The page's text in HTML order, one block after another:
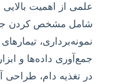
علمی از اهمیت
شامل مشخص کردن
نمونه‌برداری،
جمع‌آوری داده‌ها و
در تغذیه دام، طراحی